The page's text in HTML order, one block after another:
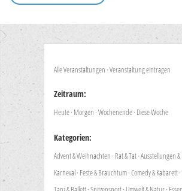
Alle Veranstaltungen ·Veranstaltung eintragen
Zeitraum:
Heute· Morgen ·Wochenende· Diese Woche
Kategorien:
Advent & Weihnachten · Rat & Tat·Ausstellungen
Karneval· Feste & Brauchtum·Comedy & Kabarett·